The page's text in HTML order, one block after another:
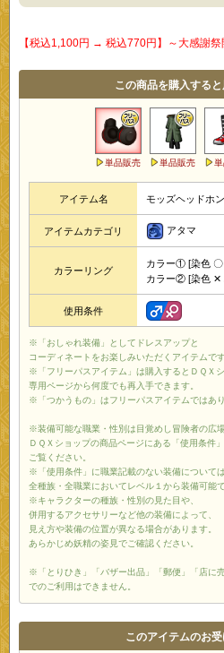
【税込1,100円 → 税込770円】～大感謝
この商品を購入する
単品販売 単品販売
アイテム名 モッズヘッドホン
アイテムカテゴリ アタマ
カラーリング
カラー① [染色
カラー② [染色 ✕
使用条件
※「おしゃれ装備」としてドレスアップと
コーディネートをお楽しみいただくアイテムです
※「フリーパスアイテム」は購入するとＤＱＸ
専用ページから何度でも再入手できます。
※「つかうもの」はフリーパスアイテムではあり
※装備可能な職業・性別は目覚めし冒険者の広
ＤＱＸショップの商品ページにある「使用条件
ご覧ください。
※「使用条件」に職業記載のない装備については
全種族・全職業においてレベル１から装備可能で
※キャラクターの種族・性別の見た目や、
併用するアクセサリーなど他の装備によって、
見え方や装備の位置が異なる場合があります。
あらかじめ妖精の姿見でご確認ください。
※「とりひき」「バザー出品」「郵便」「店に売
でのご利用はできません。
このアイテムのお